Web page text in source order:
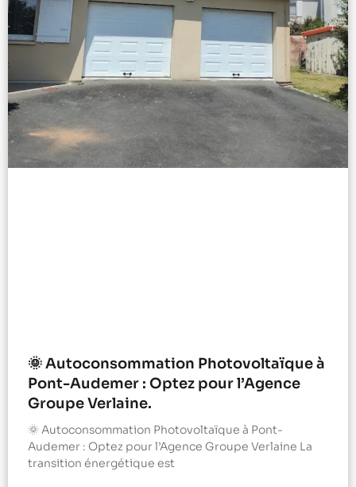
🌞 Autoconsommation Photovoltaïque à
Pont-Audemer : Optez pour l’Agence
Groupe Verlaine.
🌞 Autoconsommation Photovoltaïque à Pont-
Audemer : Optez pour l’Agence Groupe Verlaine La
transition énergétique est